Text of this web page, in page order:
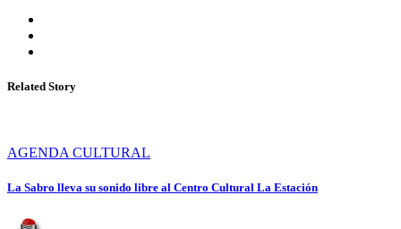
Related Story
AGENDA CULTURAL
La Sabro lleva su sonido libre al Centro Cultural La Estación